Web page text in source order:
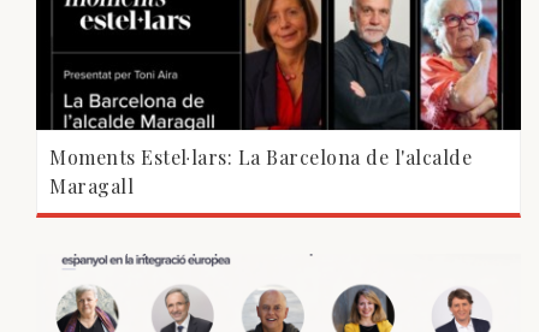
Moments Estel·lars: La Barcelona de l'alcalde
Maragall